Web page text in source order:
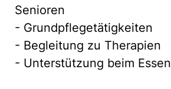
Senioren
- Grundpflegetätigkeiten
- Begleitung zu Therapien
- Unterstützung beim Essen